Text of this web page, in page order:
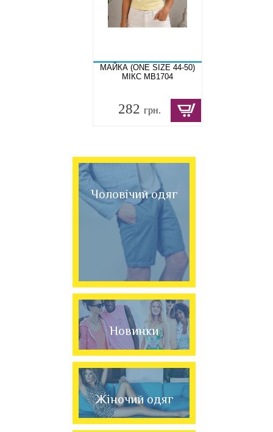
МАЙКА (ONE SIZE 44-50)
МІКС MB1704
282 грн.
Чоловічий одяг
Новинки
Жіночий одяг